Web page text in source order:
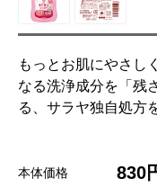
もっとお肌にやさし
なる洗浄成分を「残
る、サラヤ独自処方
本体価格 830